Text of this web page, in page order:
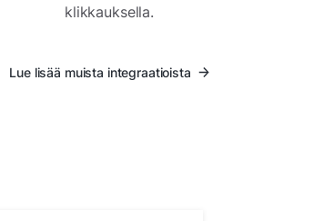
klikkauksella.
Lue lisää muista integraatioista